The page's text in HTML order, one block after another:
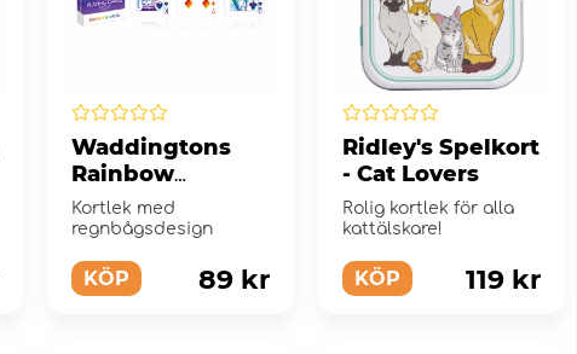
Waddingtons
Rainbow
spelkort
Kortlek med
regnbågsdesign
KÖP 89 kr
Ridley's Spelkort
- Cat Lovers
Rolig kortlek för alla
kattälskare!
KÖP 119 kr